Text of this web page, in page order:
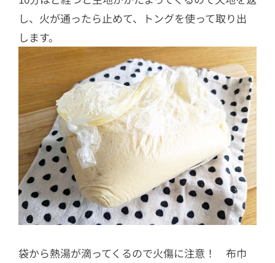
し、火が通ったら止めて、トングを使って取り出
します。
袋から熱湯が滴ってくるので火傷に注意！ 布巾